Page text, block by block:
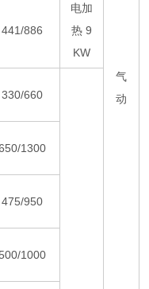
气
动
441/886
电加
热 9
KW
330/660
1300
475/950
1000